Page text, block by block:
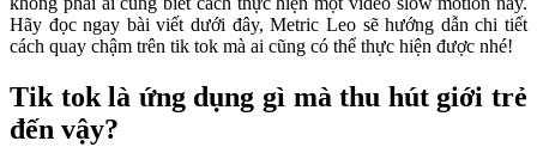
Hãy đọc ngay bài viết dưới đây, Metric Leo sẽ hướng dẫn chi tiết
cách quay chậm trên tik tok mà ai cũng có thể thực hiện được nhé!
Tik tok là ứng dụng gì mà thu hút giới trẻ
đến vậy?